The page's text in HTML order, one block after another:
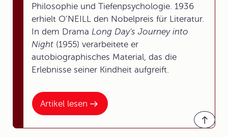
Artikel lesen
Philosophie und Tiefenpsychologie. 1936
erhielt O’NEILL den Nobelpreis für Literatur.
In dem Drama Long Day's Journey into
Night (1955) verarbeitete er
autobiographisches Material, das die
Erlebnisse seiner Kindheit aufgreift.